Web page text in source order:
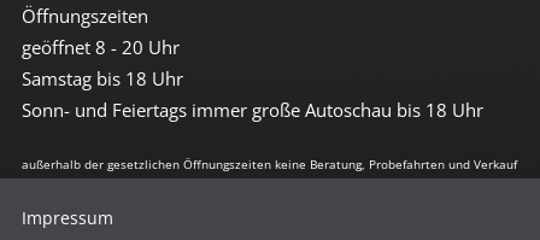
Öffnungszeiten
geöffnet 8 - 20 Uhr
Samstag bis 18 Uhr
Sonn- und Feiertags immer große Autoschau bis 18 Uhr
außerhalb der gesetzlichen Öffnungszeiten keine Beratung, Probefahrten und Verkauf
Impressum